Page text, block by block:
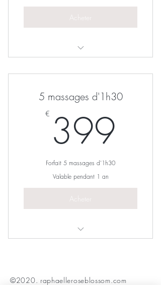
Acheter
5 massages d'1h30
€ 399
Forfait 5 massages d'1h30
Valable pendant 1 an
Acheter
©2020. raphaelleroseblossom.com